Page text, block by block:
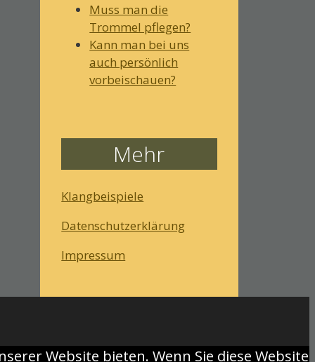
Muss man die
Trommel pflegen?
Kann man bei uns
auch persönlich
vorbeischauen?
Mehr
Klangbeispiele
Datenschutzerklärung
Impressum
Website bieten. Wenn Sie diese Website